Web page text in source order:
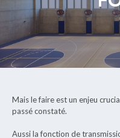
Mais le faire est un enjeu
passé constaté.
Aussi la fonction de